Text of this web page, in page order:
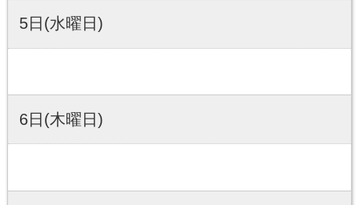
5日(水曜日)
6日(木曜日)